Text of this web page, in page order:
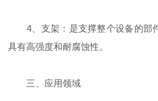
4、支架：是支撑整个设备的部
具有高强度和耐腐蚀性。
三、应用领域